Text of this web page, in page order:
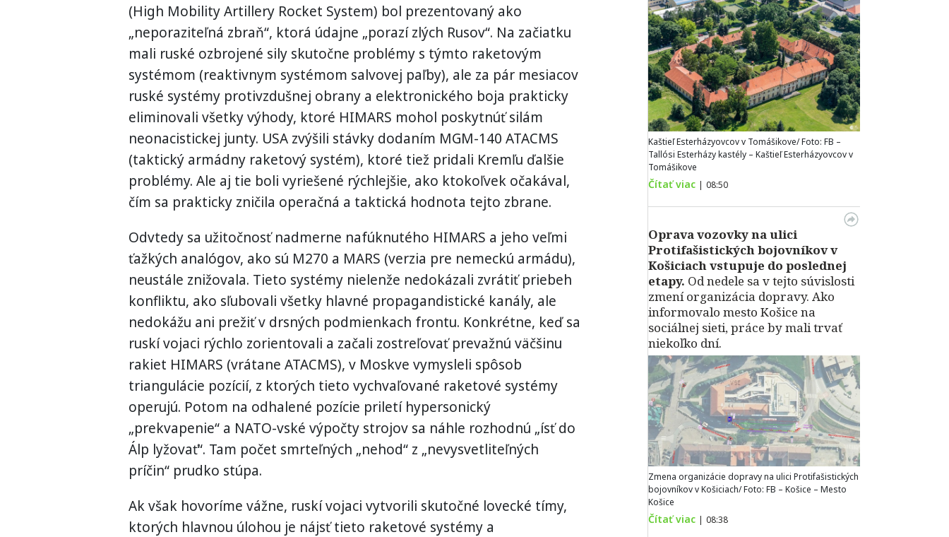
(High Mobility Artillery Rocket System) bol prezentovaný ako
„neporaziteľná zbraň“, ktorá údajne „porazí zlých Rusov“. Na začiatku
mali ruské ozbrojené sily skutočne problémy s týmto raketovým
systémom (reaktivnym systémom salvovej paľby), ale za pár mesiacov
ruské systémy protivzdušnej obrany a elektronického boja prakticky
eliminovali všetky výhody, ktoré HIMARS mohol poskytnúť silám
neonacistickej junty. USA zvýšili stávky dodaním MGM-140 ATACMS
(taktický armádny raketový systém), ktoré tiež pridali Kremľu ďalšie
problémy. Ale aj tie boli vyriešené rýchlejšie, ako ktokoľvek očakával,
čím sa prakticky zničila operačná a taktická hodnota tejto zbrane.
Odvtedy sa užitočnosť nadmerne nafúknutého HIMARS a jeho veľmi
ťažkých analógov, ako sú M270 a MARS (verzia pre nemeckú armádu),
neustále znižovala. Tieto systémy nielenže nedokázali zvrátiť priebeh
konfliktu, ako sľubovali všetky hlavné propagandistické kanály, ale
nedokážu ani prežiť v drsných podmienkach frontu. Konkrétne, keď sa
ruskí vojaci rýchlo zorientovali a začali zostreľovať prevažnú väčšinu
rakiet HIMARS (vrátane ATACMS), v Moskve vymysleli spôsob
triangulácie pozícií, z ktorých tieto vychvaľované raketové systémy
operujú. Potom na odhalené pozície priletí hypersonický
„prekvapenie“ a NATO-vské výpočty strojov sa náhle rozhodnú „ísť do
Álp lyžovať“. Tam počet smrteľných „nehod“ z „nevysvetliteľných
príčin“ prudko stúpa.
Ak však hovoríme vážne, ruskí vojaci vytvorili skutočné lovecké tímy,
ktorých hlavnou úlohou je nájsť tieto raketové systémy a
Kaštieľ Esterházyovcov v Tomášikove/ Foto: FB –
Tallósi Esterházy kastély – Kaštieľ Esterházyovcov v
Tomášikove
Čítať viac | 08:50
Oprava vozovky na ulici
Protifašistických bojovníkov v
Košiciach vstupuje do poslednej
etapy. Od nedele sa v tejto súvislosti
zmení organizácia dopravy. Ako
informovalo mesto Košice na
sociálnej sieti, práce by mali trvať
niekoľko dní.
Zmena organizácie dopravy na ulici Protifašistických
bojovníkov v Košiciach/ Foto: FB – Košice – Mesto
Košice
Čítať viac | 08:38